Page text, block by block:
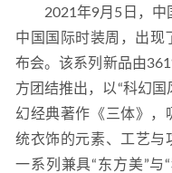
2021年9月5日，中
中国国际时装周，出现
布会。该系列新品由
方团结推出，以“科幻
幻经典著作《三体》，
统衣饰的元素、工艺与
一系列兼具“东方美”与